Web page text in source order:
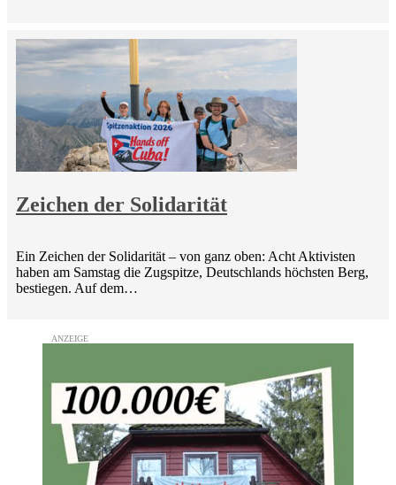
Zeichen der Solidarität
Ein Zeichen der Solidarität – von ganz oben: Acht Aktivisten
haben am Samstag die Zugspitze, Deutschlands höchsten Berg,
bestiegen. Auf dem…